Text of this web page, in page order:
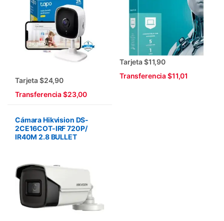
Tarjeta $24,90
Transferencia $23,00
Tarjeta $11,90
Transferencia $11,01
Cámara Hikvision DS-
2CE16COT-IRF 720P/
IR40M 2.8 BULLET